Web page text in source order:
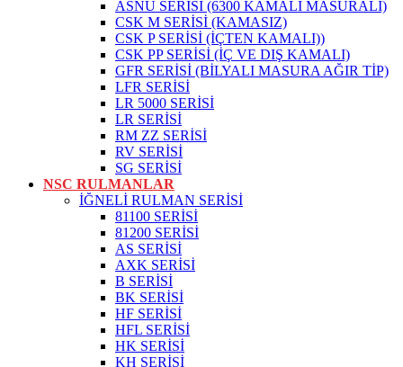
ASNU SERİSİ (6300 KAMALI MASURALI)
CSK M SERİSİ (KAMASIZ)
CSK P SERİSİ (İÇTEN KAMALI))
CSK PP SERİSİ (İÇ VE DIŞ KAMALI)
GFR SERİSİ (BİLYALI MASURA AĞIR TİP)
LFR SERİSİ
LR 5000 SERİSİ
LR SERİSİ
RM ZZ SERİSİ
RV SERİSİ
SG SERİSİ
NSC RULMANLAR
İĞNELİ RULMAN SERİSİ
81100 SERİSİ
81200 SERİSİ
AS SERİSİ
AXK SERİSİ
B SERİSİ
BK SERİSİ
HF SERİSİ
HFL SERİSİ
HK SERİSİ
KH SERİSİ